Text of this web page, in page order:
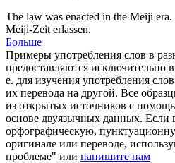
The law was enacted in the Meiji era.
Meiji-Zeit erlassen.
Больше
Примеры употребления слов в
предоставляются исключительно
е. для изучения употребления
их перевода на другой. Все
из открытых источников с
основе двуязычных данных. Если
орфографическую,
оригинале или переводе,
проблеме" или напишите нам